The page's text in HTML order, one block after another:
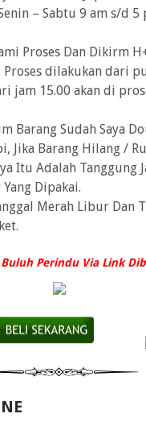
– Sabtu 9 am s/d 5
Proses Dan Dikirm
Proses dilakukan dari
jam 15.00 akan di
Barang Sudah Saya
Jika Barang Hilang /
Itu Adalah Tanggung
Dipakai.
Merah Libur Dan
Perindu Via Link